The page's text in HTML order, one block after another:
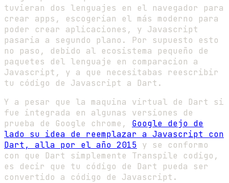
tuvieran dos lenguajes en el navegador para
crear apps, escogerian el más moderno para
poder crear aplicaciones, y Javascript
pasaria a segundo plano. Por supuesto esto
no paso, debido al ecosistema pequeño de
paquetes del lenguaje en comparacion a
Javascript, y a que necesitabas reescribir
tu código de Javascript a Dart.
Y a pesar que la maquina virtual de Dart si
fue integrada en algunas versiones de
prueba de Google chrome, Google dejo de
lado su idea de reemplazar a Javascript con
Dart, alla por el año 2015 y se conformo
con que Dart simplemente Transpile codigo,
es decir que tu código de Dart pueda ser
convertido a código de Javascript.